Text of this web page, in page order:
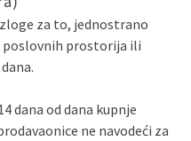
za to, jednostrano
prostorija ili
dana od dana kupnje
ne navodeći za